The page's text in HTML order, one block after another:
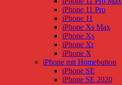
iPhone 11 Pro
iPhone 11
iPhone Xs Max
iPhone Xs
iPhone Xr
iPhone X
iPhone mit Homebutton
iPhone SE
iPhone SE 2020